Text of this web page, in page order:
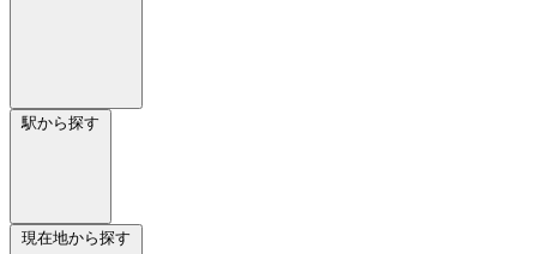
駅から探す
現在地から探す